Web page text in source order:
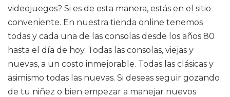
videojuegos? Si es de esta manera, estás en el sitio
conveniente. En nuestra tienda online tenemos
todas y cada una de las consolas desde los años 80
hasta el día de hoy. Todas las consolas, viejas y
nuevas, a un costo inmejorable. Todas las clásicas y
asimismo todas las nuevas. Si deseas seguir gozando
de tu niñez o bien empezar a manejar nuevos